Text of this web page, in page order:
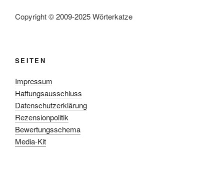
Copyright © 2009-2025 Wörterkatze
SEITEN
Impressum
Haftungsausschluss
Datenschutzerklärung
Rezensionpolitik
Bewertungsschema
Media-Kit